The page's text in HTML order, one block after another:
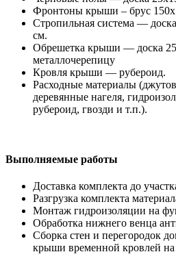
Фронтоны крыши – брус
Стропильная система —
см.
Обрешетка крыши — доска
металлочерепицу
Кровля крыши — рубероид.
Расходные материалы
деревянные нагеля,
рубероид, гвозди и т.п.).
Выполняемые работы
Доставка комплекта до
Разгрузка комплекта
Монтаж гидроизоляции на
Обработка нижнего венца
Сборка стен и перегородок
крыши временной кровлей на